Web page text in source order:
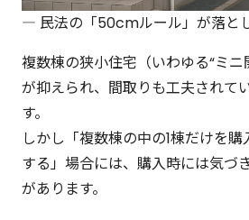
― 民法の「50cmルール」が落と
複数棟の狭小住宅（いわゆる“ミ
が抑えられ、間取りも工夫されて
す。
しかし「複数棟の中の1棟だけを
する」場合には、購入時には気づ
があります。